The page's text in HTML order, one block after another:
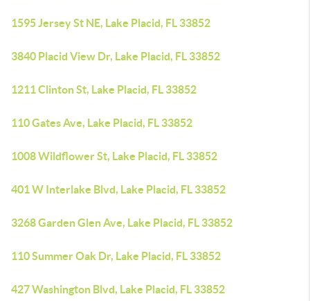
1595 Jersey St NE, Lake Placid, FL 33852
3840 Placid View Dr, Lake Placid, FL 33852
1211 Clinton St, Lake Placid, FL 33852
110 Gates Ave, Lake Placid, FL 33852
1008 Wildflower St, Lake Placid, FL 33852
401 W Interlake Blvd, Lake Placid, FL 33852
3268 Garden Glen Ave, Lake Placid, FL 33852
110 Summer Oak Dr, Lake Placid, FL 33852
427 Washington Blvd, Lake Placid, FL 33852